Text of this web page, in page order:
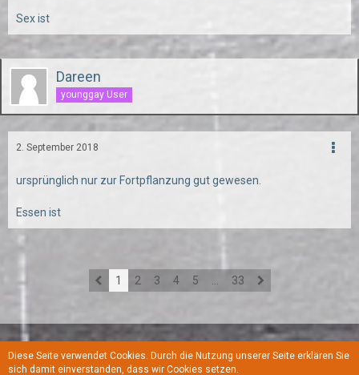
Sex ist
Dareen
younggay User
2. September 2018
ursprünglich nur zur Fortpflanzung gut gewesen.
Essen ist
1 2 3 4 5 33
Regeln Datenschutzerklärung Kontakt
Diese Seite verwendet Cookies. Durch die Nutzung unserer Seite erklären Sie
sich damit einverstanden, dass wir Cookies setzen.